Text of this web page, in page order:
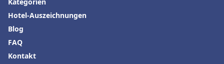
Hotel-Auszeichnungen
Blog
FAQ
Kontakt